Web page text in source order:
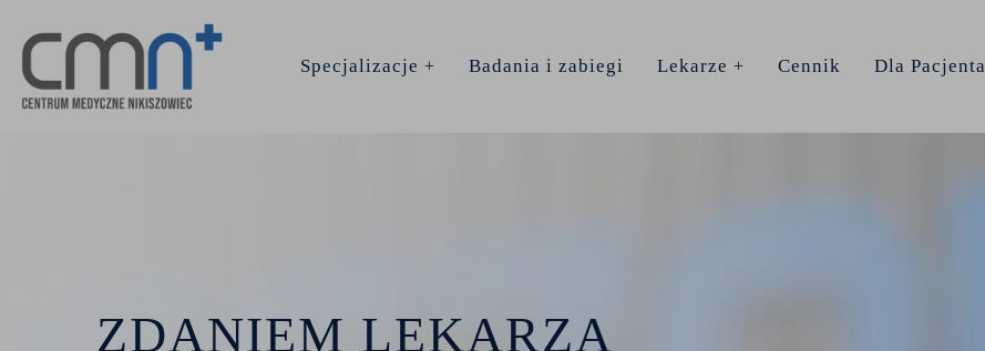
Specjalizacje Badania i zabiegi Lekarze Cennik Dla Pacjenta
NeurochirurgiaZDANIEM LEKARZA